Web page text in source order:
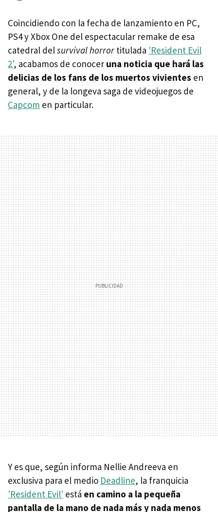
Coincidiendo con la fecha de lanzamiento en PC,
PS4 y Xbox One del espectacular remake de esa
catedral delsurvival horror titulada 'Resident Evil
2', acabamos de conocer una noticia que hará las
delicias de los fans de los muertos vivientes en
general, y de la longeva saga de videojuegos de
Capcom en particular.
Y es que, según informa Nellie Andreeva en
exclusiva para el medio Deadline, la franquicia
'Resident Evil' está en camino a la pequeña
pantalla de la mano de nada más y nada menos